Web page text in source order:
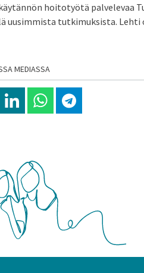
hoitotyötä palvelevaa
uusimmista tutkimuksista. Lehti
MEDIASSA
Jaa Linkedinissä
Jaa Whatsappissa
Jaa Telegramissa